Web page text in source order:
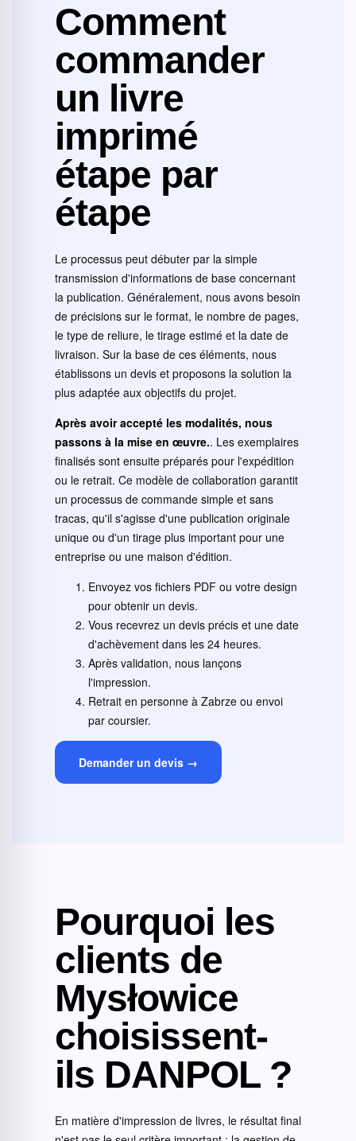
Comment
commander
un livre
imprimé
étape par
étape
Le processus peut débuter par la simple
transmission d'informations de base concernant
la publication. Généralement, nous avons besoin
de précisions sur le format, le nombre de pages,
le type de reliure, le tirage estimé et la date de
livraison. Sur la base de ces éléments, nous
établissons un devis et proposons la solution la
plus adaptée aux objectifs du projet.
Après avoir accepté les modalités, nous
passons à la mise en œuvre.. Les exemplaires
finalisés sont ensuite préparés pour l'expédition
ou le retrait. Ce modèle de collaboration garantit
un processus de commande simple et sans
tracas, qu'il s'agisse d'une publication originale
unique ou d'un tirage plus important pour une
entreprise ou une maison d'édition.
Envoyez vos fichiers PDF ou votre design
pour obtenir un devis.
Vous recevrez un devis précis et une date
d'achèvement dans les 24 heures.
Après validation, nous lançons
l'impression.
Retrait en personne à Zabrze ou envoi
par coursier.
Demander un devis →
Pourquoi les
clients de
Mysłowice
choisissent-
ils DANPOL ?
En matière d'impression de livres, le résultat final